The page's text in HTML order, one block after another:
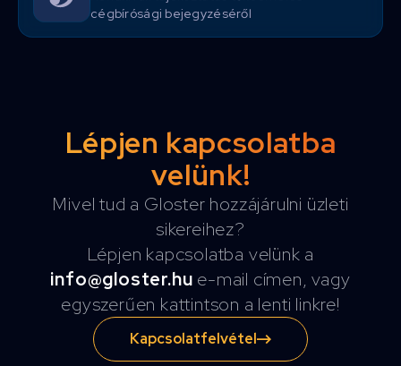
cégbírósági bejegyzéséről
Lépjen kapcsolatba
velünk!
Mivel tud a Gloster hozzájárulni üzleti
sikereihez?
Lépjen kapcsolatba velünk a
info@gloster.hu e-mail címen, vagy
egyszerűen kattintson a lenti linkre!
Kapcsolatfelvétel